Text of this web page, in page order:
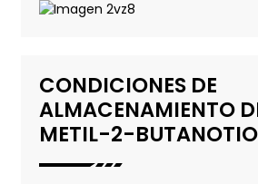
CONDICIONES DE
ALMACENAMIENTO
METIL-2-